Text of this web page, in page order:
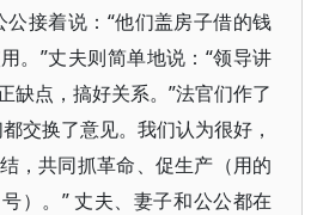
公接着说：“他们盖房子借的钱
。”丈夫则简单地说：“领导讲
缺点，搞好关系。”法官们作了
交换了意见。我们认为很好，
，共同抓革命、促生产（用的
）。” 丈夫、妻子和公公都在